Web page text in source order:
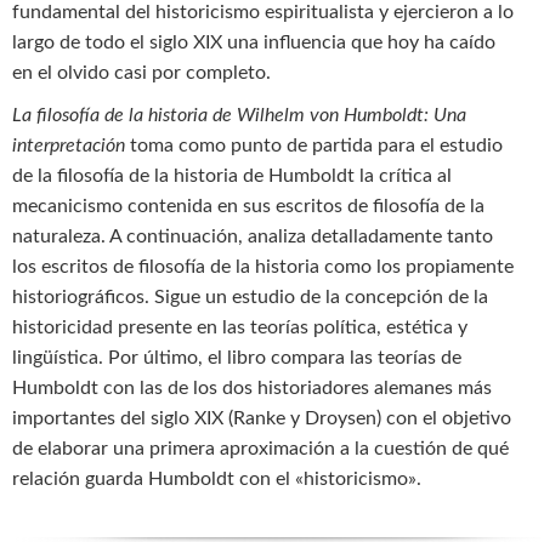
fundamental del historicismo espiritualista y ejercieron a lo
largo de todo el siglo XIX una influencia que hoy ha caído
en el olvido casi por completo.
La filosofía de la historia de Wilhelm von Humboldt: Una
interpretación toma como punto de partida para el estudio
de la filosofía de la historia de Humboldt la crítica al
mecanicismo contenida en sus escritos de filosofía de la
naturaleza. A continuación, analiza detalladamente tanto
los escritos de filosofía de la historia como los propiamente
historiográficos. Sigue un estudio de la concepción de la
historicidad presente en las teorías política, estética y
lingüística. Por último, el libro compara las teorías de
Humboldt con las de los dos historiadores alemanes más
importantes del siglo XIX (Ranke y Droysen) con el objetivo
de elaborar una primera aproximación a la cuestión de qué
relación guarda Humboldt con el «historicismo».